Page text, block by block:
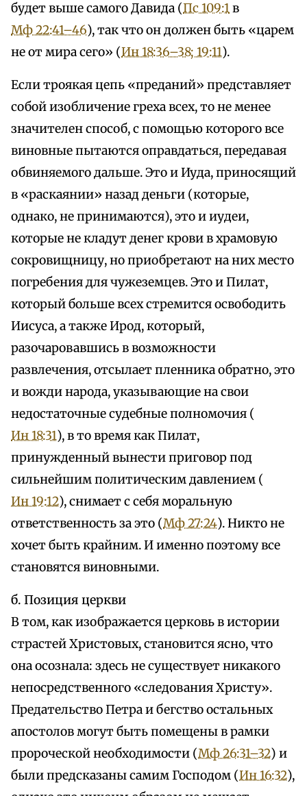
будет выше самого Давида (Пс 109:1в
Мф 22:41–46), так что он должен быть «царем
не от мира сего» (Ин 18:36–38; 19:11).
Если троякая цепь «преданий» представляет
собой изобличение греха всех, то не менее
значителен способ, с помощью которого все
виновные пытаются оправдаться, передавая
обвиняемого дальше. Это и Иуда, приносящий
в «раскаянии» назад деньги (которые,
однако, не принимаются), это и иудеи,
которые не кладут денег крови в храмовую
сокровищницу, но приобретают на них место
погребения для чужеземцев. Это и Пилат,
который больше всех стремится освободить
Иисуса, а также Ирод, который,
разочаровавшись в возможности
развлечения, отсылает пленника обратно, это
и вожди народа, указывающие на свои
недостаточные судебные полномочия (
Ин 18:31), в то время как Пилат,
принужденный вынести приговор под
сильнейшим политическим давлением (
Ин 19:12), снимает с себя моральную
ответственность за это (Мф 27:24). Никто не
хочет быть крайним. И именно поэтому все
становятся виновными.
б. Позиция церкви
В том, как изображается церковь в истории
страстей Христовых, становится ясно, что
она осознала: здесь не существует никакого
непосредственного «следования Христу».
Предательство Петра и бегство остальных
апостолов могут быть помещены в рамки
пророческой необходимости (Мф 26:31–32) и
были предсказаны самим Господом (Ин 16:32),